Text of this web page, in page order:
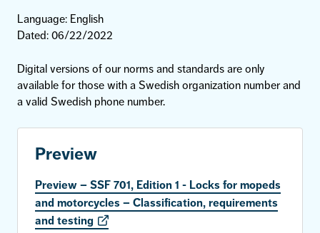
Language: English
Dated: 06/22/2022
Digital versions of our norms and standards are only
available for those with a Swedish organization number and
a valid Swedish phone number.
Preview
Preview – SSF 701, Edition 1 - Locks for mopeds
and motorcycles – Classification, requirements
and testing